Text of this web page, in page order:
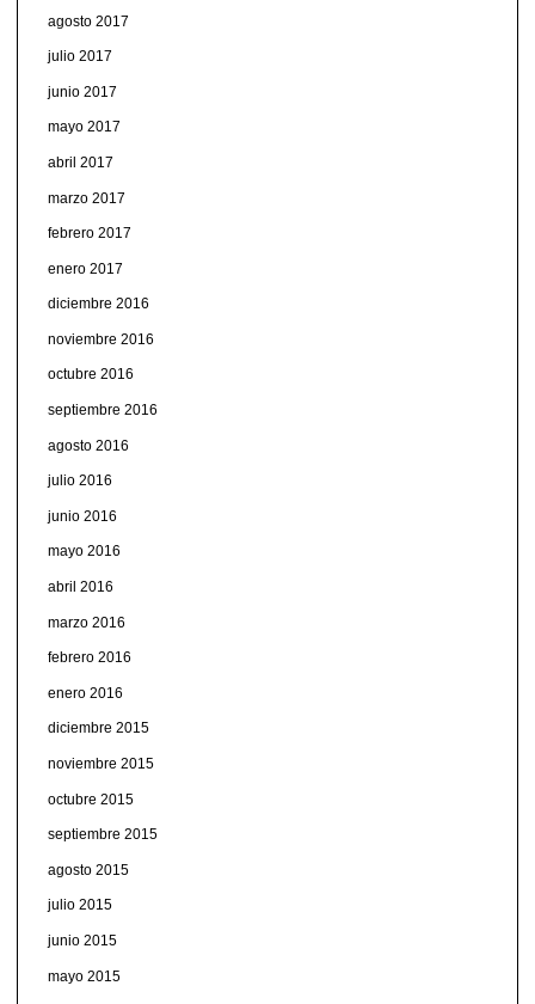
agosto 2017
julio 2017
junio 2017
mayo 2017
abril 2017
marzo 2017
febrero 2017
enero 2017
diciembre 2016
noviembre 2016
octubre 2016
septiembre 2016
agosto 2016
julio 2016
junio 2016
mayo 2016
abril 2016
marzo 2016
febrero 2016
enero 2016
diciembre 2015
noviembre 2015
octubre 2015
septiembre 2015
agosto 2015
julio 2015
junio 2015
mayo 2015